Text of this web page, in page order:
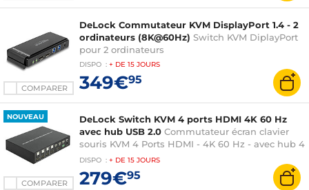
COMPARER
DeLock Commutateur KVM DisplayPort 1.4 - 2
ordinateurs (8K@60Hz) Switch KVM DiplayPort
pour 2 ordinateurs
DISPO : + DE 15 JOURS
349€95
NOUVEAU
COMPARER
DeLock Switch KVM 4 ports HDMI 4K 60 Hz
avec hub USB 2.0 Commutateur écran clavier
souris KVM 4 Ports HDMI - 4K 60 Hz - avec hub 4
Ports USB 2.0
DISPO : + DE 15 JOURS
279€95